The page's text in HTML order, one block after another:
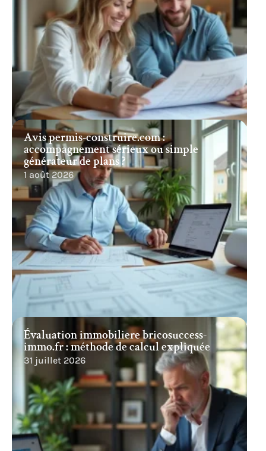
Avis permis-construire.com :
accompagnement sérieux ou simple
générateur de plans ?
1 août 2026
Évaluation immobiliere bricosuccess-
immo.fr : méthode de calcul expliquée
31 juillet 2026